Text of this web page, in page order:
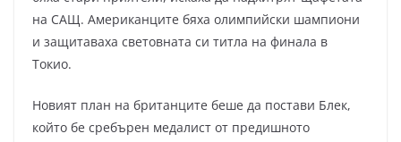
на САЩ. Американците бяха олимпийски шампиони
и защитаваха световната си титла на финала в
Токио.
Новият план на британците беше да постави Блек,
който бе сребърен медалист от предишното